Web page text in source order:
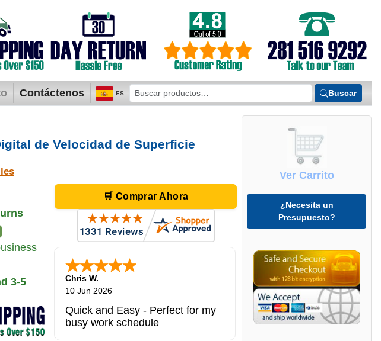
Contáctenos ES Buscar
de Velocidad de Superficie
3-5
🛒 Comprar Ahora
Chris W.
10 Jun 2026
Quick and Easy - Perfect for my
busy work schedule
Ver Carrito
¿Necesita un
Presupuesto?